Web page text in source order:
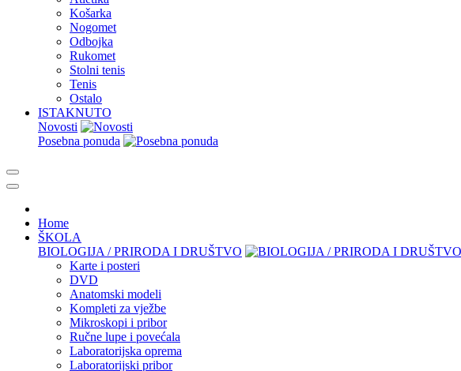
Košarka
Nogomet
Odbojka
Rukomet
Stolni tenis
Tenis
Ostalo
ISTAKNUTO
Novosti
Posebna ponuda
Home
ŠKOLA
BIOLOGIJA / PRIRODA I DRUŠTVO
Karte i posteri
DVD
Anatomski modeli
Kompleti za vježbe
Mikroskopi i pribor
Ručne lupe i povećala
Laboratorijska oprema
Laboratorijski pribor